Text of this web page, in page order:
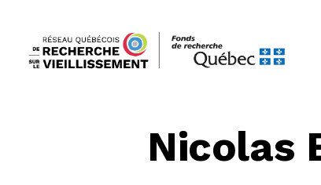
Nicolas